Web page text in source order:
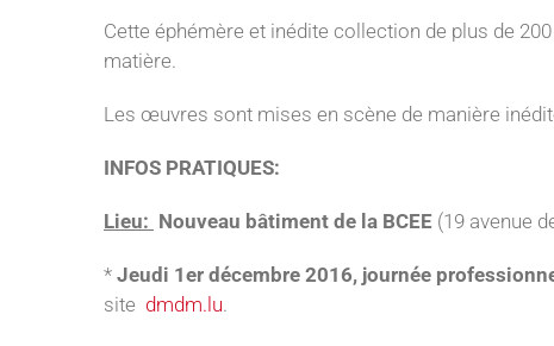
Cette éphémère et inédite collection de plus de
matière.
Les œuvres sont mises en scène de manière
INFOS PRATIQUES:
Lieu: Nouveau bâtiment de la BCEE (19 avenue
* Jeudi 1er décembre 2016, journée
site dmdm.lu.